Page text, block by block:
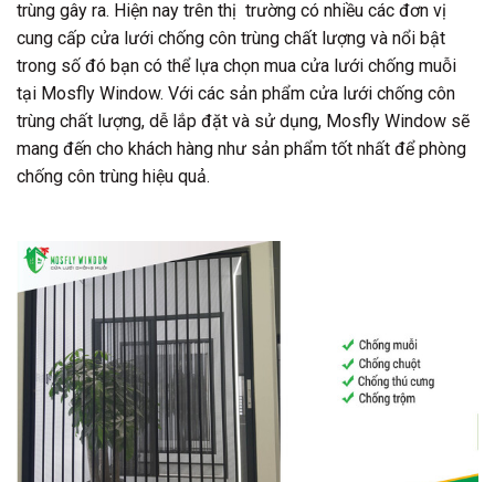
trùng gây ra. Hiện nay trên thị trường có nhiều các đơn vị
cung cấp cửa lưới chống côn trùng chất lượng và nổi bật
trong số đó bạn có thể lựa chọn mua cửa lưới chống muỗi
tại Mosfly Window. Với các sản phẩm cửa lưới chống côn
trùng chất lượng, dễ lắp đặt và sử dụng, Mosfly Window sẽ
mang đến cho khách hàng như sản phẩm tốt nhất để phòng
chống côn trùng hiệu quả.